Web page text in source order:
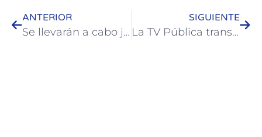
ANTERIOR
Se llevarán a cabo jornadas de Educación y Seguridad Vial
SIGUIENTE
La TV Pública transmite esta semana desde Colón